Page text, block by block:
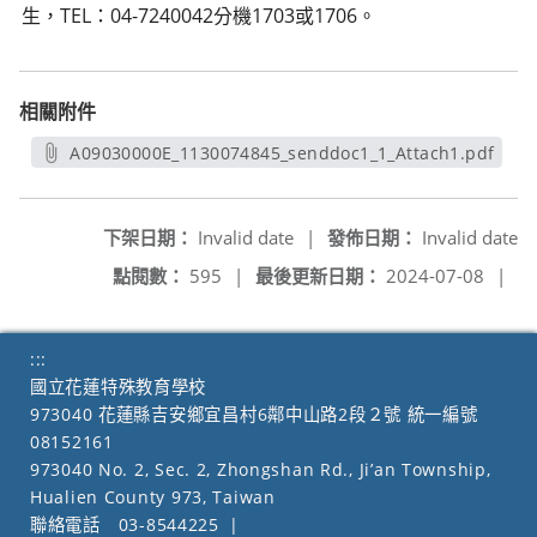
生，TEL：04-7240042分機1703或1706。
相關附件
A09030000E_1130074845_senddoc1_1_Attach1.pdf
發佈日期： Invalid date
下架日期： Invalid date
|
最後更新日期： 2024-07-08 |
點閱數： 595 |
:::
國立花蓮特殊教育學校
973040 花蓮縣吉安鄉宜昌村6鄰中山路2段２號 統一編號
08152161
973040 No. 2, Sec. 2, Zhongshan Rd., Ji’an Township,
Hualien County 973, Taiwan
聯絡電話
03-8544225 |